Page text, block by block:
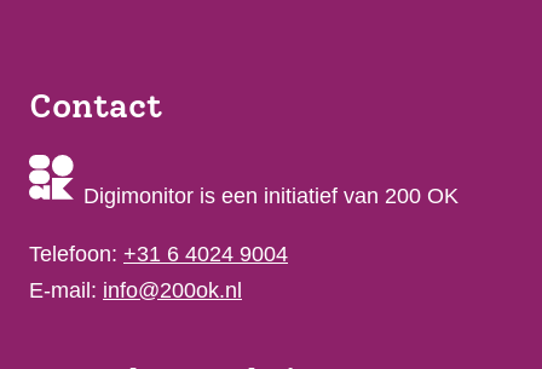
Contact
Digimonitor is een initiatief van 200 OK
Telefoon: +31 6 4024 9004
E-mail: info@200ok.nl